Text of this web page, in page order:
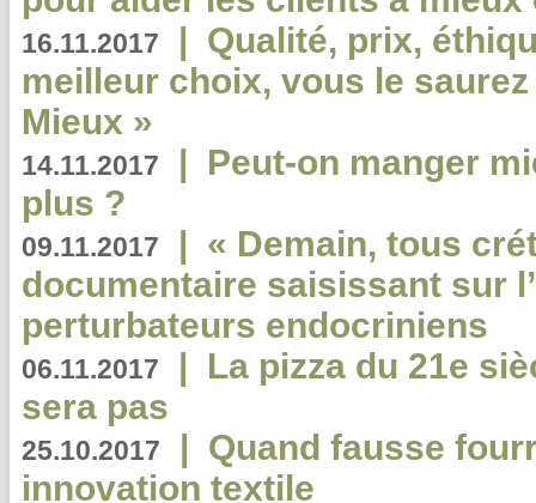
16.11.2017 | Qualité, prix,
meilleur choix, vous le
Mieux »
14.11.2017 | Peut-on manger
plus ?
09.11.2017 | « Demain, tous
documentaire saisissant sur
perturbateurs endocriniens
06.11.2017 | La pizza du 21e
sera pas
25.10.2017 | Quand fausse
innovation textile